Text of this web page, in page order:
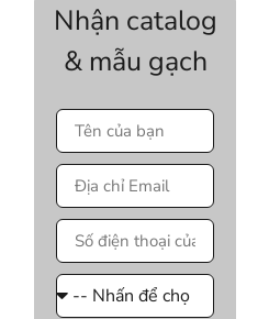
Nhận catalog
& mẫu gạch